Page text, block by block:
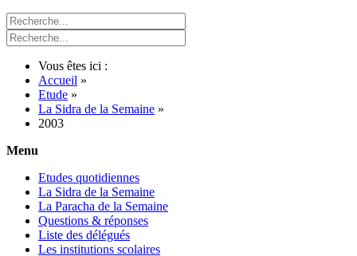
Vous êtes ici :
Accueil »
Etude »
La Sidra de la Semaine »
2003
Menu
Etudes quotidiennes
La Sidra de la Semaine
La Paracha de la Semaine
Questions & réponses
Liste des délégués
Les institutions scolaires